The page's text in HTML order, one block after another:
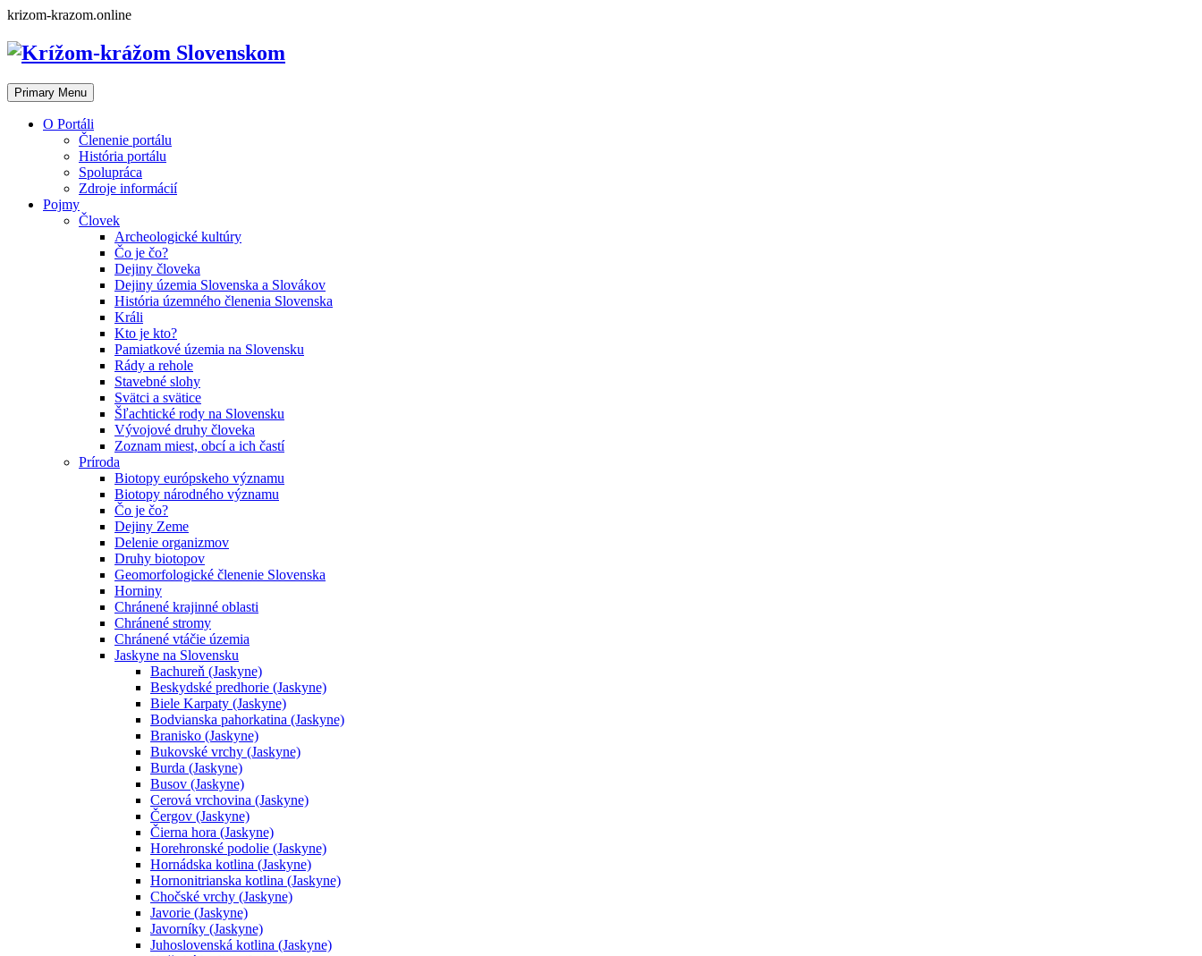
Skip
content
krizom-krazom.online
Primary Menu
O Portáli
Členenie portálu
História portálu
Spolupráca
Zdroje informácií
Pojmy
Človek
Archeologické kultúry
Čo je čo?
Dejiny človeka
Dejiny územia Slovenska a Slovákov
História územného členenia Slovenska
Králi
Kto je kto?
Pamiatkové územia na Slovensku
Rády a rehole
Stavebné slohy
Svätci a svätice
Šľachtické rody na Slovensku
Vývojové druhy človeka
Zoznam miest, obcí a ich častí
Príroda
Biotopy európskeho významu
Biotopy národného významu
Čo je čo?
Dejiny Zeme
Delenie organizmov
Druhy biotopov
Geomorfologické členenie Slovenska
Horniny
Chránené krajinné oblasti
Chránené stromy
Chránené vtáčie územia
Jaskyne na Slovensku
Bachureň (Jaskyne)
Beskydské predhorie (Jaskyne)
Biele Karpaty (Jaskyne)
Bodvianska pahorkatina (Jaskyne)
Branisko (Jaskyne)
Bukovské vrchy (Jaskyne)
Burda (Jaskyne)
Busov (Jaskyne)
Cerová vrchovina (Jaskyne)
Čergov (Jaskyne)
Čierna hora (Jaskyne)
Horehronské podolie (Jaskyne)
Hornádska kotlina (Jaskyne)
Hornonitrianska kotlina (Jaskyne)
Chočské vrchy (Jaskyne)
Javorie (Jaskyne)
Javorníky (Jaskyne)
Juhoslovenská kotlina (Jaskyne)